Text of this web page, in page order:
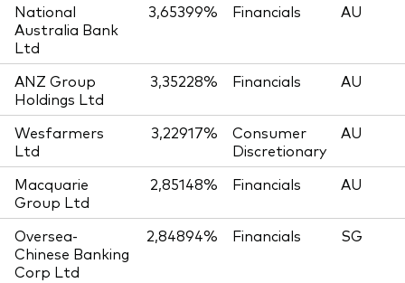
National
Australia Bank
Ltd
3,65399% Financials AU
ANZ Group
Holdings Ltd
3,35228% Financials AU
Wesfarmers
Ltd
3,22917%
Consumer
Discretionary
AU
Macquarie
Group Ltd
2,85148% Financials AU
Oversea-
Chinese Banking
Corp Ltd
2,84894% Financials SG